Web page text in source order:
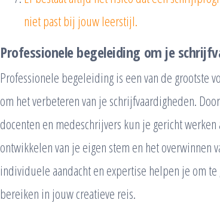
niet past bij jouw leerstijl.
Professionele begeleiding om je
Professionele begeleiding is een van de grootste
om het verbeteren van je schrijfvaardigheden.
docenten en medeschrijvers kun je gericht
ontwikkelen van je eigen stem en het overwinnen
individuele aandacht en expertise helpen je om
bereiken in jouw creatieve reis.